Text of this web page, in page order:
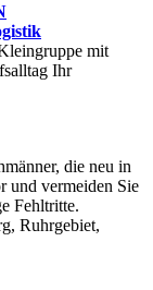
mit
Ihr
die neu in
und vermeiden Sie
Fehltritte.
Ruhrgebiet,